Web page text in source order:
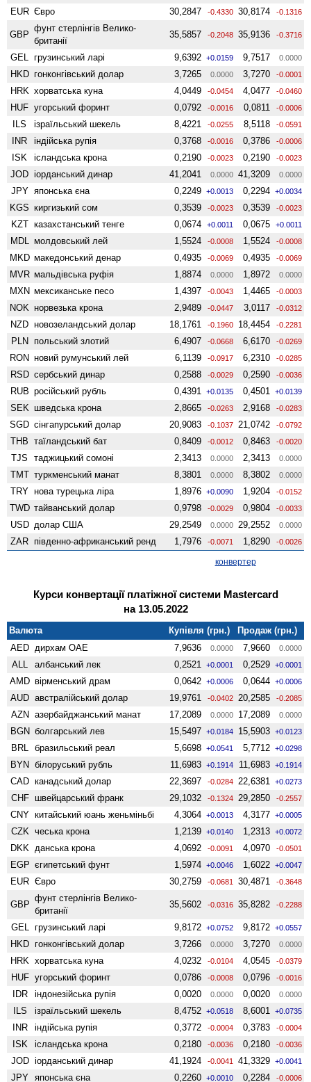
EUR Євро 30,2847 -0.4330 30,8174 -0.1316
GBP
фунт стерлінгів Велико­
британії
35,5857 -0.2048 35,9136 -0.3716
GEL грузинський ларі 9,6392 +0.0159 9,7517 0.0000
HKD гонконгівський долар 3,7265 0.0000 3,7270 -0.0001
HRK хорватська куна 4,0449 -0.0454 4,0477 -0.0460
HUF угорський форинт 0,0792 -0.0016 0,0811 -0.0006
ILS ізраїльський шекель 8,4221 -0.0255 8,5118 -0.0591
INR індійська рупія 0,3768 -0.0016 0,3786 -0.0006
ISK ісландська крона 0,2190 -0.0023 0,2190 -0.0023
JOD іорданський динар 41,2041 0.0000 41,3209 0.0000
JPY японська єна 0,2249 +0.0013 0,2294 +0.0034
KGS киргизький сом 0,3539 -0.0023 0,3539 -0.0023
KZT казахстанський тенге 0,0674 +0.0011 0,0675 +0.0011
MDL молдовський лей 1,5524 -0.0008 1,5524 -0.0008
MKD македонський денар 0,4935 -0.0069 0,4935 -0.0069
MVR мальдівська руфія 1,8874 0.0000 1,8972 0.0000
MXN мексиканське песо 1,4397 -0.0043 1,4465 -0.0003
NOK норвезька крона 2,9489 -0.0447 3,0117 -0.0312
NZD ново­зеландський долар 18,1761 -0.1960 18,4454 -0.2281
PLN польський злотий 6,4907 -0.0668 6,6170 -0.0269
RON новий румунський лей 6,1139 -0.0917 6,2310 -0.0285
RSD сербський динар 0,2588 -0.0029 0,2590 -0.0036
RUB російський рубль 0,4391 +0.0135 0,4501 +0.0139
SEK шведська крона 2,8665 -0.0263 2,9168 -0.0283
SGD сінгапурський долар 20,9083 -0.1037 21,0742 -0.0792
THB таїландський бат 0,8409 -0.0012 0,8463 -0.0020
TJS таджицький сомоні 2,3413 0.0000 2,3413 0.0000
TMT туркменський манат 8,3801 0.0000 8,3802 0.0000
TRY нова турецька ліра 1,8976 +0.0090 1,9204 -0.0152
TWD тайванський долар 0,9798 -0.0029 0,9804 -0.0033
USD долар США 29,2549 0.0000 29,2552 0.0000
ZAR південно-африканський ренд 1,7976 -0.0071 1,8290 -0.0026
конвертер
Курси конвертації платіжної системи Mastercard
на 13.05.2022
Валюта Купівля (грн.)
Продаж (грн.)
AED дирхам ОАЕ 7,9636 0.0000 7,9660 0.0000
ALL албанський лек 0,2521 +0.0001 0,2529 +0.0001
AMD вiрменський драм 0,0642 +0.0006 0,0644 +0.0006
AUD австралійський долар 19,9761 -0.0402 20,2585 -0.2085
AZN азербайджанський манат 17,2089 0.0000 17,2089 0.0000
BGN болгарський лев 15,5497 +0.0184 15,5903 +0.0123
BRL бразильський реал 5,6698 +0.0541 5,7712 +0.0298
BYN білоруський рубль 11,6983 +0.1914 11,6983 +0.1914
CAD канадський долар 22,3697 -0.0284 22,6381 +0.0273
CHF швейцарський франк 29,1032 -0.1324 29,2850 -0.2557
CNY китайський юань женьмiньбi 4,3064 +0.0013 4,3177 +0.0005
CZK чеська крона 1,2139 +0.0140 1,2313 +0.0072
DKK данська крона 4,0692 -0.0091 4,0970 -0.0501
EGP єгипетський фунт 1,5974 +0.0046 1,6022 +0.0047
EUR Євро 30,2759 -0.0681 30,4871 -0.3648
GBP
фунт стерлінгів Велико­
британії
35,5602 -0.0316 35,8282 -0.2288
GEL грузинський ларі 9,8172 +0.0752 9,8172 +0.0557
HKD гонконгівський долар 3,7266 0.0000 3,7270 0.0000
HRK хорватська куна 4,0232 -0.0104 4,0545 -0.0379
HUF угорський форинт 0,0786 -0.0008 0,0796 -0.0016
IDR індонезійська рупія 0,0020 0.0000 0,0020 0.0000
ILS ізраїльський шекель 8,4752 +0.0518 8,6001 +0.0735
INR індійська рупія 0,3772 -0.0004 0,3783 -0.0004
ISK ісландська крона 0,2180 -0.0036 0,2180 -0.0036
JOD іорданський динар 41,1924 -0.0041 41,3329 +0.0041
JPY японська єна 0,2260 +0.0010 0,2284 -0.0006